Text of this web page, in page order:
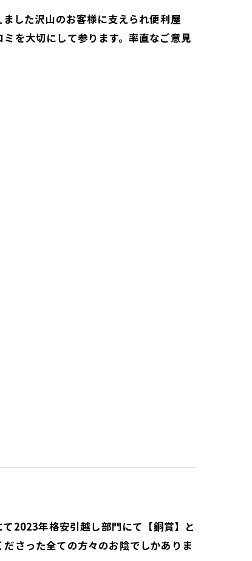
した沢山のお客様に支えられ便利屋
を大切にして参ります。率直なご意見
2023年格安引越し部門にて【銅賞】と
さった全ての方々のお陰でしかありま